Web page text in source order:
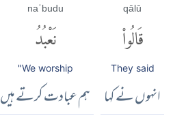
qālū
قَالُوا۟
They said
انہوں نے کہا
naʿbudu
نَعْبُدُ
"We worship
ہم عبادت کرتے ہیں